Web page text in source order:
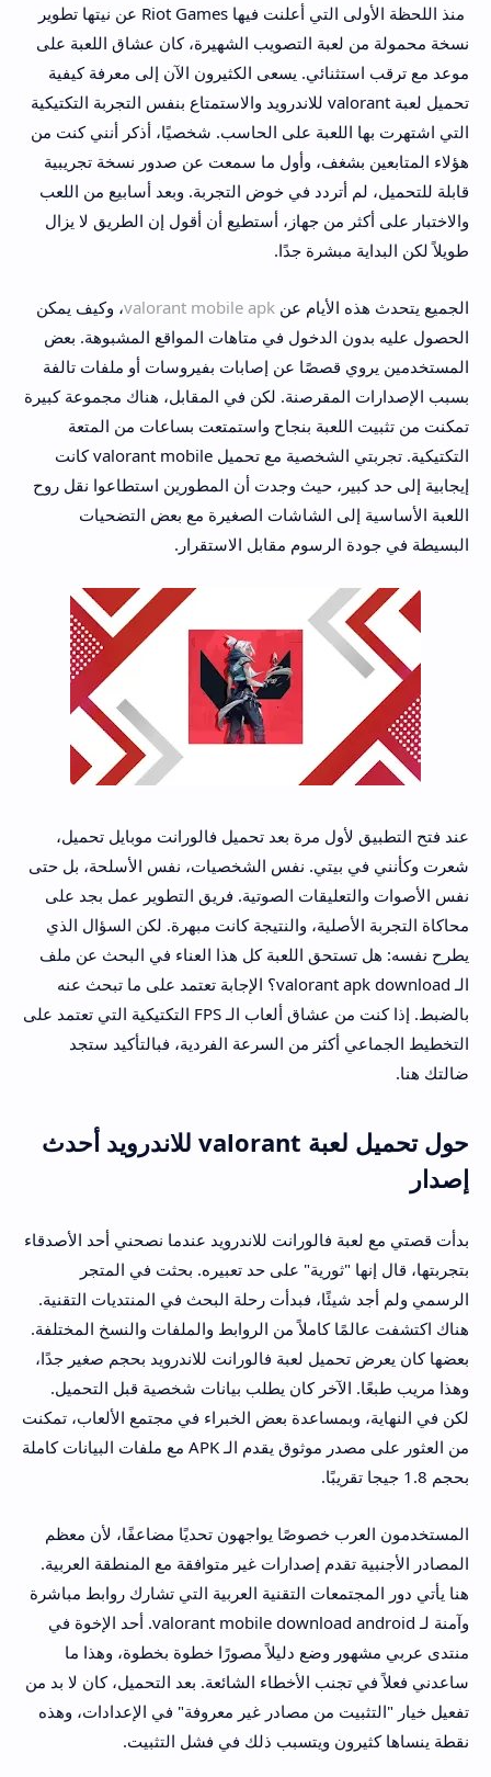
منذ اللحظة الأولى التي أعلنت فيها Riot Games عن نيتها تطوير
نسخة محمولة من لعبة التصويب الشهيرة، كان عشاق اللعبة على
موعد مع ترقب استثنائي. يسعى الكثيرون الآن إلى معرفة كيفية
تحميل لعبة valorant للاندرويد والاستمتاع بنفس التجربة التكتيكية
التي اشتهرت بها اللعبة على الحاسب. شخصيًا، أذكر أنني كنت من
هؤلاء المتابعين بشغف، وأول ما سمعت عن صدور نسخة تجريبية
قابلة للتحميل، لم أتردد في خوض التجربة. وبعد أسابيع من اللعب
والاختبار على أكثر من جهاز، أستطيع أن أقول إن الطريق لا يزال
طويلاً لكن البداية مبشرة جدًا.
الجميع يتحدث هذه الأيام عن valorant mobile apk، وكيف يمكن
الحصول عليه بدون الدخول في متاهات المواقع المشبوهة. بعض
المستخدمين يروي قصصًا عن إصابات بفيروسات أو ملفات تالفة
بسبب الإصدارات المقرصنة. لكن في المقابل، هناك مجموعة كبيرة
تمكنت من تثبيت اللعبة بنجاح واستمتعت بساعات من المتعة
التكتيكية. تجربتي الشخصية مع تحميل valorant mobile كانت
إيجابية إلى حد كبير، حيث وجدت أن المطورين استطاعوا نقل روح
اللعبة الأساسية إلى الشاشات الصغيرة مع بعض التضحيات
البسيطة في جودة الرسوم مقابل الاستقرار.
عند فتح التطبيق لأول مرة بعد تحميل فالورانت موبايل تحميل،
شعرت وكأنني في بيتي. نفس الشخصيات، نفس الأسلحة، بل حتى
نفس الأصوات والتعليقات الصوتية. فريق التطوير عمل بجد على
محاكاة التجربة الأصلية، والنتيجة كانت مبهرة. لكن السؤال الذي
يطرح نفسه: هل تستحق اللعبة كل هذا العناء في البحث عن ملف
الـ valorant apk download؟ الإجابة تعتمد على ما تبحث عنه
بالضبط. إذا كنت من عشاق ألعاب الـ FPS التكتيكية التي تعتمد على
التخطيط الجماعي أكثر من السرعة الفردية، فبالتأكيد ستجد
ضالتك هنا.
حول تحميل لعبة valorant للاندرويد أحدث
إصدار
بدأت قصتي مع لعبة فالورانت للاندرويد عندما نصحني أحد الأصدقاء
بتجربتها، قال إنها "ثورية" على حد تعبيره. بحثت في المتجر
الرسمي ولم أجد شيئًا، فبدأت رحلة البحث في المنتديات التقنية.
هناك اكتشفت عالمًا كاملاً من الروابط والملفات والنسخ المختلفة.
بعضها كان يعرض تحميل لعبة فالورانت للاندرويد بحجم صغير جدًا،
وهذا مريب طبعًا. الآخر كان يطلب بيانات شخصية قبل التحميل.
لكن في النهاية، وبمساعدة بعض الخبراء في مجتمع الألعاب، تمكنت
من العثور على مصدر موثوق يقدم الـ APK مع ملفات البيانات كاملة
بحجم 1.8 جيجا تقريبًا.
المستخدمون العرب خصوصًا يواجهون تحديًا مضاعفًا، لأن معظم
المصادر الأجنبية تقدم إصدارات غير متوافقة مع المنطقة العربية.
هنا يأتي دور المجتمعات التقنية العربية التي تشارك روابط مباشرة
وآمنة لـ valorant mobile download android. أحد الإخوة في
منتدى عربي مشهور وضع دليلاً مصورًا خطوة بخطوة، وهذا ما
ساعدني فعلاً في تجنب الأخطاء الشائعة. بعد التحميل، كان لا بد من
تفعيل خيار "التثبيت من مصادر غير معروفة" في الإعدادات، وهذه
نقطة ينساها كثيرون ويتسبب ذلك في فشل التثبيت.